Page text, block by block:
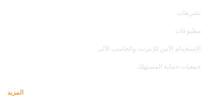
تشريعات
مطبوعات
الإستخدام الآمن للإنترنت والحاسب الآلى
جمعيات حماية المستهلك
المزيد